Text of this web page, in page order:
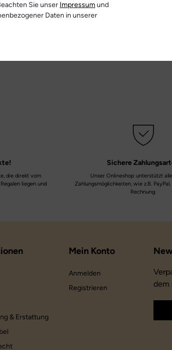
die direkt vom
liegen und
Sichere
Unser Onlineshop unterstützt
Zahlungsmöglichkeiten, wie z.B.
Rechnung.
& Erstattung
Mein Konto
Anmelden
Registrieren
dem
Sie unser Impressumund
Daten in unserer